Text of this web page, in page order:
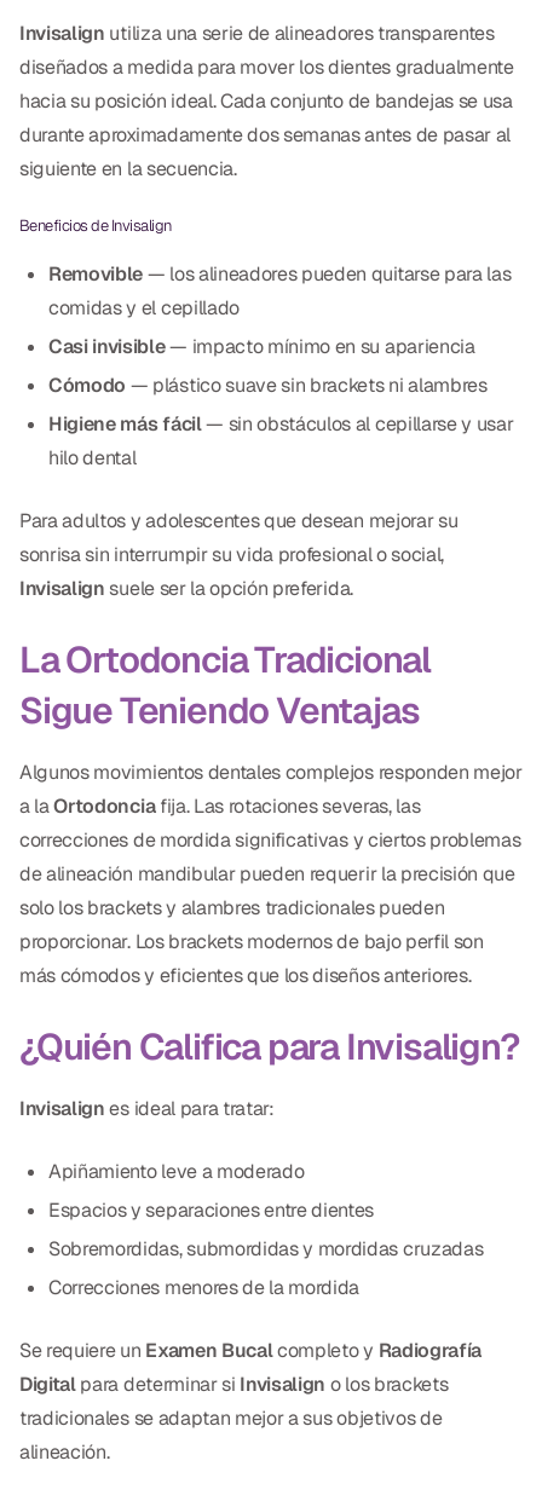
Dentaduras en el Mismo Día
Implantes el Mismo Día
Reparaciones el Mismo Día
COSMÉTICA
Coronas de Cerámica
Carillas
TECNOLOGÍA
CBCT
Radiografía Digital
Invisalign
Ortodoncia
Dr. Douglas Ness
Dr. Hassan Haidar
Dr. Christian Bastien
Dr. Allen Newman
Dr. Marco Casco
Solicitar una Cita
Invisalign utiliza una serie de alineadores transparentes
diseñados a medida para mover los dientes gradualmente
hacia su posición ideal. Cada conjunto de bandejas se usa
durante aproximadamente dos semanas antes de pasar al
siguiente en la secuencia.
Beneficios de Invisalign
Removible— los alineadores pueden quitarse para las
comidas y el cepillado
Casi invisible— impacto mínimo en su apariencia
Cómodo — plástico suave sin brackets ni alambres
Higiene más fácil— sin obstáculos al cepillarse y usar
hilo dental
Para adultos y adolescentes que desean mejorar su
sonrisa sin interrumpir su vida profesional o social,
Invisalignsuele ser la opción preferida.
La Ortodoncia Tradicional
Sigue Teniendo Ventajas
Algunos movimientos dentales complejos responden mejor
a laOrtodonciafija. Las rotaciones severas, las
correcciones de mordida significativas y ciertos problemas
de alineación mandibular pueden requerir la precisión que
solo los brackets y alambres tradicionales pueden
proporcionar. Los brackets modernos de bajo perfil son
más cómodos y eficientes que los diseños anteriores.
¿Quién Califica para Invisalign?
Invisalignes ideal para tratar:
Apiñamiento leve a moderado
Espacios y separaciones entre dientes
Sobremordidas, submordidas y mordidas cruzadas
Correcciones menores de la mordida
Se requiere un Examen Bucalcompleto y Radiografía
Digitalpara determinar si Invisalign o los brackets
tradicionales se adaptan mejor a sus objetivos de
alineación.